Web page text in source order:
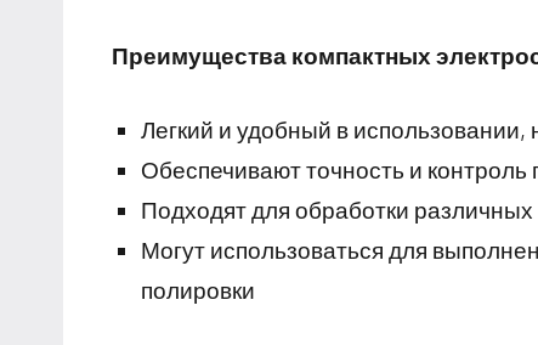
Преимущества компактных
Легкий и удобный в использовании,
Обеспечивают точность и контроль
Подходят для обработки
Могут использоваться для
полировки